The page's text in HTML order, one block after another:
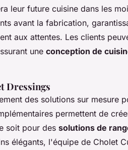
leur future cuisine dans les
avant la fabrication,
aux attentes. Les clients
une conception de
Dressings
des solutions sur mesure
permettent de
soit pour des solutions de
élégants, l'équipe de Cholet